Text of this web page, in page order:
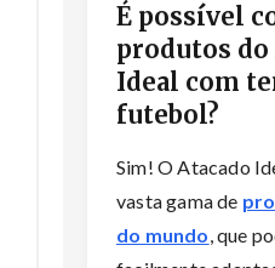
É possível
produtos do
Ideal com
futebol?
Sim! O Atacado
vasta gama de
do mundo, que